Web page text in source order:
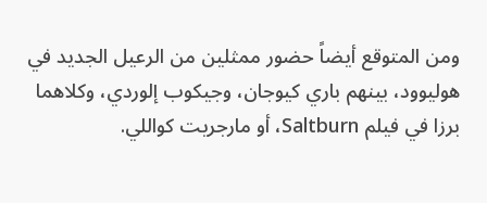
ومن المتوقع أيضاً حضور ممثلين من الرعيل الجديد في
هوليوود، بينهم باري كيوجان، وجيكوب إلوردي، وكلاهما
برزا في فيلم Saltburn، أو مارجريت كواللي.